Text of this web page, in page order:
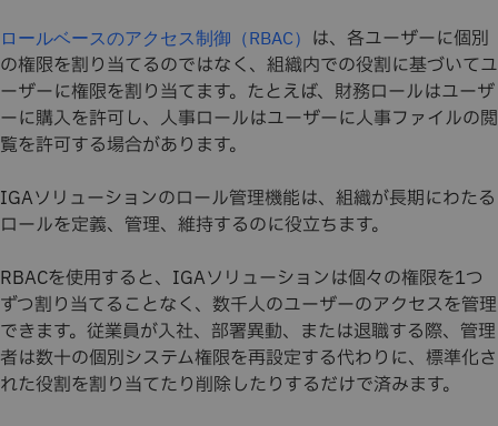
ロールベースのアクセス制御（RBAC） は、各ユーザーに個別
の権限を割り当てるのではなく、組織内での役割に基づいてユ
ーザーに権限を割り当てます。たとえば、財務ロールはユーザ
ーに購入を許可し、人事ロールはユーザーに人事ファイルの閲
覧を許可する場合があります。
IGAソリューションのロール管理機能は、組織が長期にわたる
ロールを定義、管理、維持するのに役立ちます。
RBACを使用すると、IGAソリューションは個々の権限を1つ
ずつ割り当てることなく、数千人のユーザーのアクセスを管理
できます。従業員が入社、部署異動、または退職する際、管理
者は数十の個別システム権限を再設定する代わりに、標準化さ
れた役割を割り当てたり削除したりするだけで済みます。